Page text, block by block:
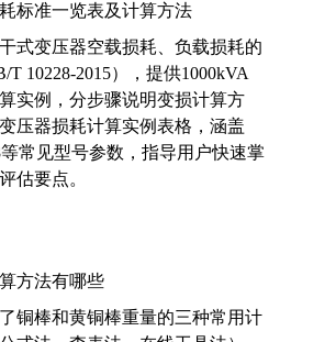
标准一览表及计算方法
式变压器空载损耗、负载损耗的
T 10228-2015），提供1000kVA
实例，分步骤说明变损计算方
压器损耗计算实例表格，涵盖
等常见型号参数，指导用户快速掌
估要点。
方法有哪些
铜棒和黄铜棒重量的三种常用计